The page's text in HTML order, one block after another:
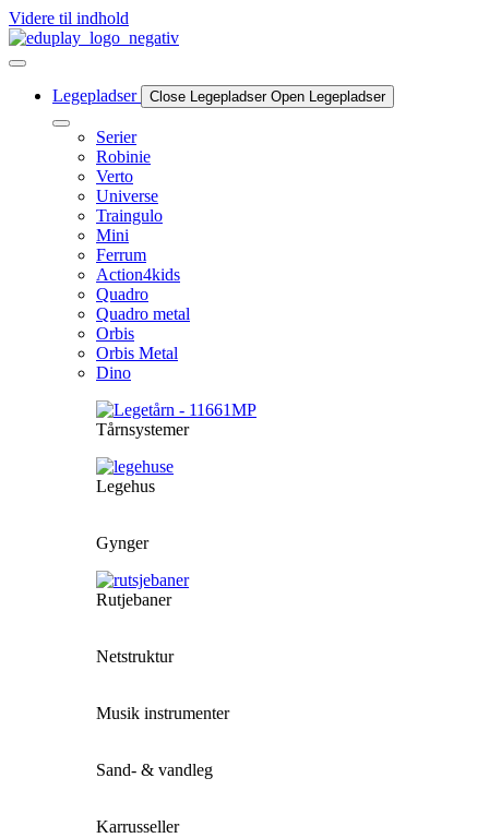
Videre til indhold
Legepladser Close Legepladser Open Legepladser
Serier
Robinie
Verto
Universe
Traingulo
Mini
Ferrum
Action4kids
Quadro
Quadro metal
Orbis
Orbis Metal
Dino
Tårnsystemer
Legehus
Gynger
Rutjebaner
Netstruktur
Musik instrumenter
Sand- & vandleg
Karrusseller